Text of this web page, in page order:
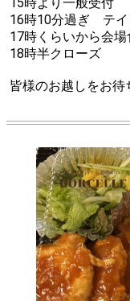
16時10分過ぎ テイ
17時くらいから会
18時半クローズ
皆様のお越しをお待